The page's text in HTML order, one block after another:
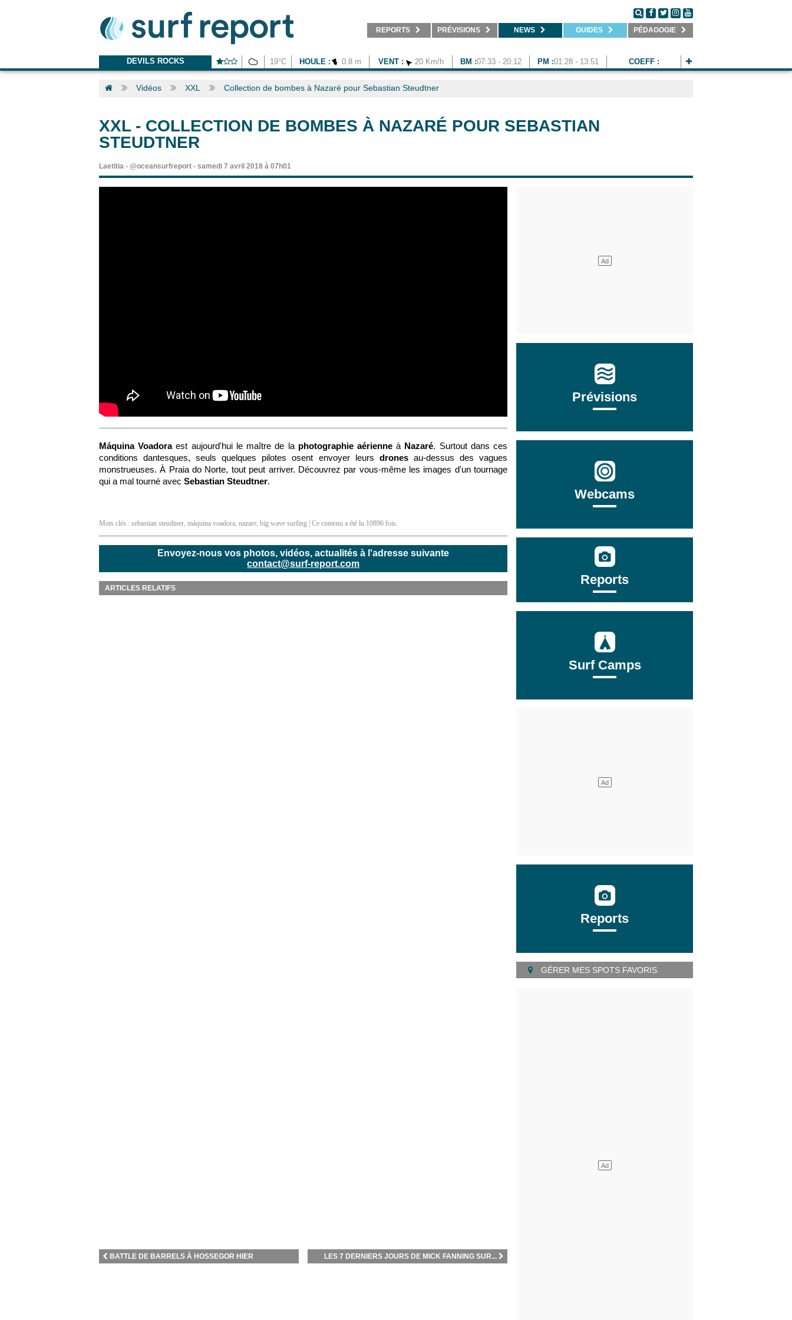
REPORTS PRÉVISIONS NEWS GUIDES PÉDAGOGIE
DEVILS ROCKS 19°C HOULE : 0.8 m VENT : 20 Km/h BM :07:33 - 20:12 PM :01:28 - 13:51 COEFF :
Vidéos XXL Collection de bombes à Nazaré pour Sebastian Steudtner
XXL- COLLECTION DE BOMBES À NAZARÉ POUR SEBASTIAN
STEUDTNER
Laetitia - @oceansurfreport - samedi 7 avril 2018 à 07h01
Máquina Voadoraest aujourd'hui le maître de la photographie aérienneà Nazaré. Surtout dans ces
conditions dantesques, seuls quelques pilotes osent envoyer leurs dronesau-dessus des vagues
monstrueuses. À Praia do Norte, tout peut arriver. Découvrez par vous-même les images d'un tournage
qui a mal tourné avec Sebastian Steudtner.
Mots clés : sebastian steudtner, máquina voadora, nazare, big wave surfing | Ce contenu a été lu 10896 fois.
Envoyez-nous vos photos, vidéos, actualités à l'adresse suivante
contact@surf-report.com
ARTICLES RELATIFS
LES 7 DERNIERS JOURS DE MICK FANNING SUR...
BATTLE DE BARRELS À HOSSEGOR HIER
Prévisions
Webcams
Reports
Surf Camps
Reports
GÉRER MES SPOTS FAVORIS